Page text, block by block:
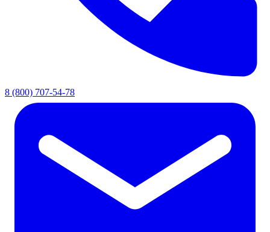
8 (800) 707-54-78